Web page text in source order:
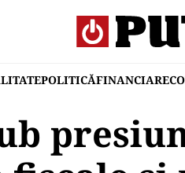
POLITICĂFINANCIAR